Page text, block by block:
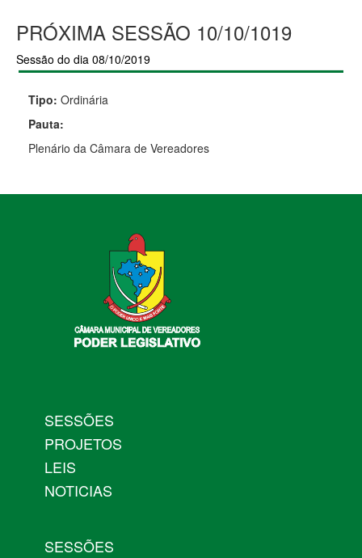
PRÓXIMA SESSÃO 10/10/1019
Sessão do dia 08/10/2019
Tipo: Ordinária
Pauta:
Plenário da Câmara de Vereadores
SESSÕES
PROJETOS
LEIS
NOTICIAS
SESSÕES